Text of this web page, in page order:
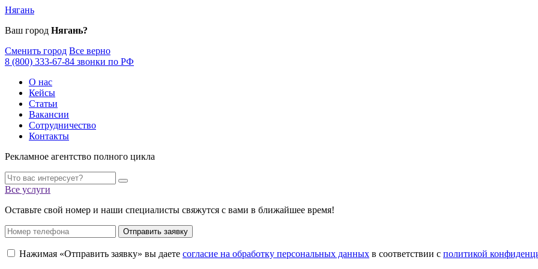
Нягань
Ваш город Нягань?
Сменить город Все верно
8 (800) 333-67-84 звонки по РФ
О нас
Кейсы
Статьи
Вакансии
Сотрудничество
Контакты
Рекламное агентство полного цикла
Все услуги
Оставьте свой номер и наши специалисты свяжутся с вами в ближайшее время!
Отправить заявку
Нажимая «Отправить заявку» вы даете согласие на обработку персональных данных в соответствии с политикой